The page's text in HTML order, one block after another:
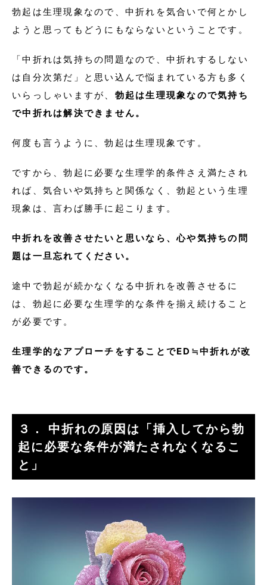
勃起は生理現象なので、中折れを気合いで何とかし
ようと思ってもどうにもならないということです。
「中折れは気持ちの問題なので、中折れするしない
は自分次第だ」と思い込んで悩まれている方も多く
いらっしゃいますが、 勃起は生理現象なので気持ち
で中折れは解決できません。
何度も言うように、勃起は生理現象です。
ですから、勃起に必要な生理学的条件さえ満たされ
れば、気合いや気持ちと関係なく、勃起という生理
現象は、言わば勝手に起こります。
中折れを改善させたいと思いなら、心や気持ちの問
題は一旦忘れてください。
途中で勃起が続かなくなる中折れを改善させるに
は、勃起に必要な生理学的な条件を揃え続けること
が必要です。
生理学的なアプローチをすることでED≒中折れが改
善できるのです。
３． 中折れの原因は「挿入してから勃
起に必要な条件が満たされなくなるこ
と」